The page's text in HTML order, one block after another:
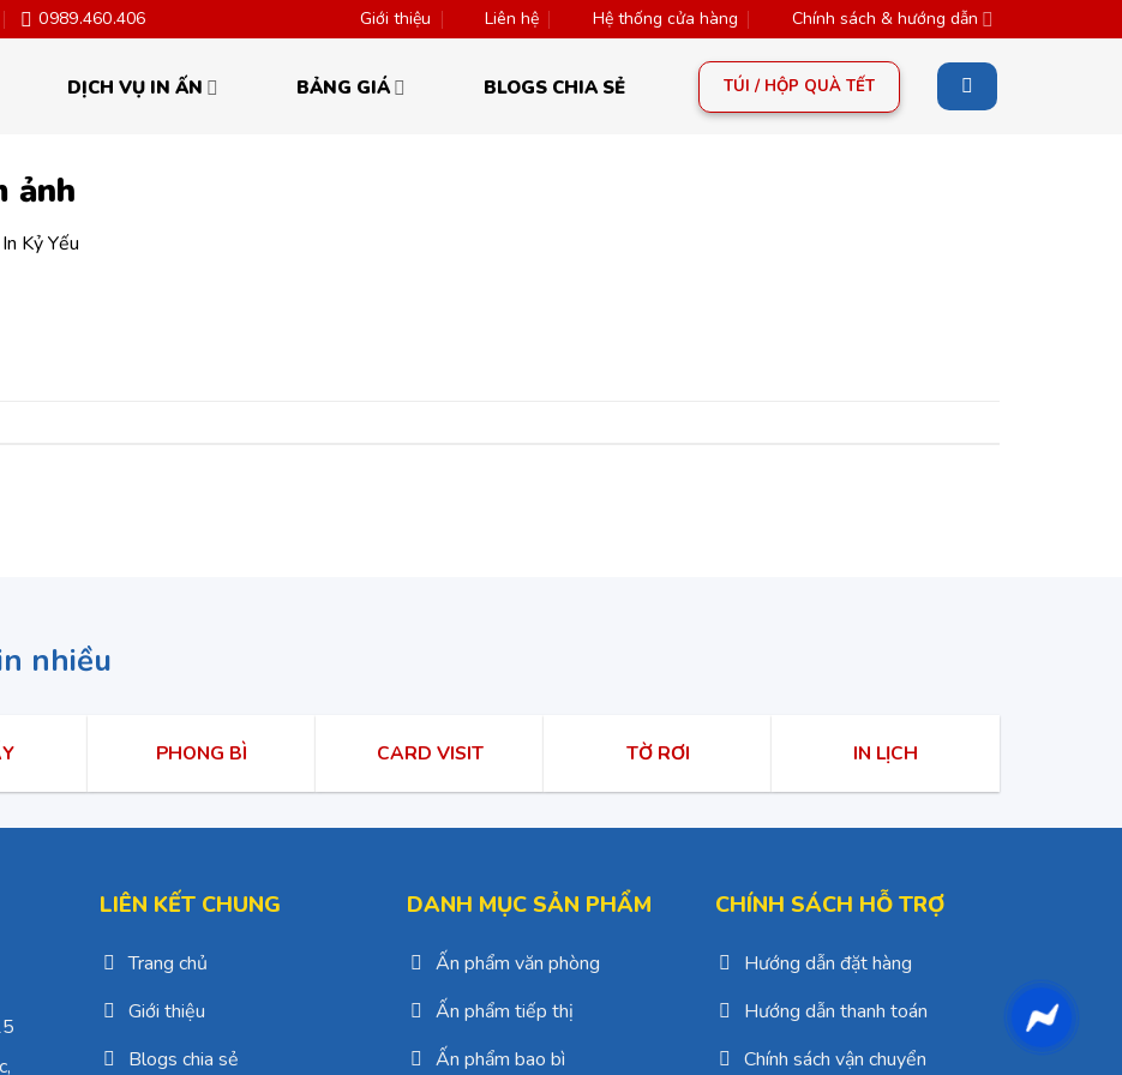
0989.460.406 Giới thiệu Liên hệ Hệ thống cửa hàng Chính sách & hướng dẫn
DỊCH VỤ IN ẤN BẢNG GIÁ BLOGS CHIA SẺ TÚI / HỘP QUÀ TẾT
ảnh
In Kỷ Yếu
nhiều
PHONG BÌ CARD VISIT TỜ RƠI IN LỊCH
LIÊN KẾT CHUNG
Trang chủ
Giới thiệu
Blogs chia sẻ
DANH MỤC SẢN PHẨM
Ấn phẩm văn phòng
Ấn phẩm tiếp thị
Ấn phẩm bao bì
CHÍNH SÁCH HỖ TRỢ
Hướng dẫn đặt hàng
Hướng dẫn thanh toán
Chính sách vận chuyển